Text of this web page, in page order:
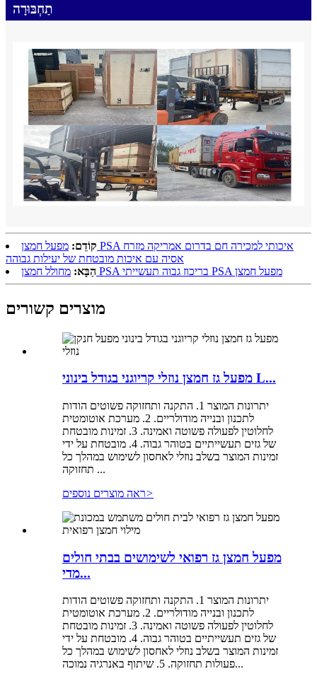
תַחְבּוּרָה
קוֹדֵם: מפעל חמצן PSA איכותי למכירה חם בדרום אמריקה מזרח
אסיה עם איכות מובטחת של יעילות גבוהה
הַבָּא:
מחולל חמצן PSA בריכוז גבוה תעשייתי PSA מפעל חמצן
מוצרים קשורים
מפעל גז חמצן נוזלי קריוגני בגודל בינוני L...
יתרונות המוצר 1. התקנה ותחזוקה פשוטים הודות
לתכנון ובנייה מודולריים. 2. מערכת אוטומטית
לחלוטין לפעולה פשוטה ואמינה. 3. זמינות מובטחת
של גזים תעשייתיים בטוהר גבוה. 4. מובטחת על ידי
זמינות המוצר בשלב נוזלי לאחסון לשימוש במהלך כל
תחזוקה ...
ראה מוצרים נוספים>
מפעל חמצן גז רפואי לשימושים בבתי חולים
מדי...
יתרונות המוצר 1. התקנה ותחזוקה פשוטים הודות
לתכנון ובנייה מודולריים. 2. מערכת אוטומטית
לחלוטין לפעולה פשוטה ואמינה. 3. זמינות מובטחת
של גזים תעשייתיים בטוהר גבוה. 4. מובטחת על ידי
זמינות המוצר בשלב נוזלי לאחסון לשימוש במהלך כל
פעולות תחזוקה. 5. שיתוף באנרגיה נמוכה...